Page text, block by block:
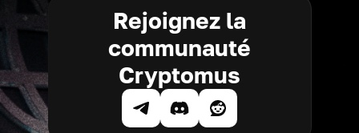
Rejoignez la
communauté
Cryptomus